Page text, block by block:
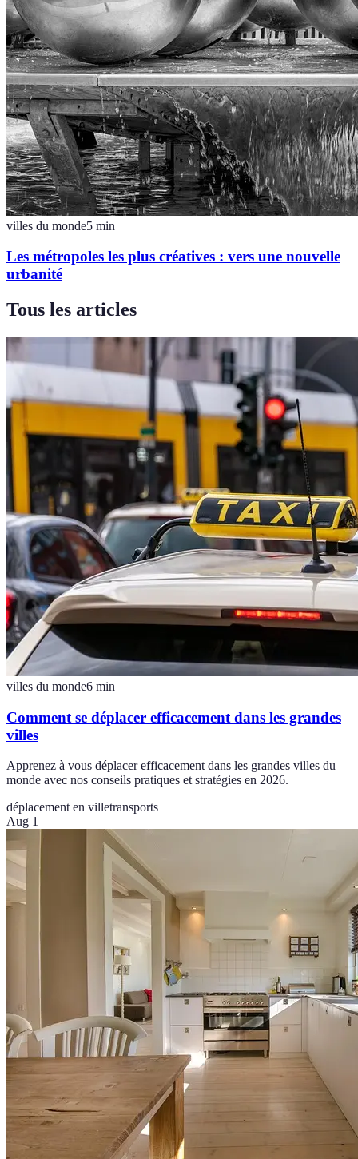
villes du monde5 min
Les métropoles les plus créatives : vers une nouvelle
urbanité
Tous les articles
villes du monde6 min
Comment se déplacer efficacement dans les grandes
villes
Apprenez à vous déplacer efficacement dans les grandes villes du
monde avec nos conseils pratiques et stratégies en 2026.
déplacement en villetransports
Aug 1